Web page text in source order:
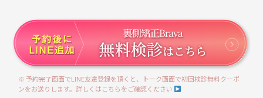
※ 予約完了画面でLINE友達登録を頂くと、トーク画面で初回検診無料クーポ
ンをお送りします。詳しくはこちらをご確認ください